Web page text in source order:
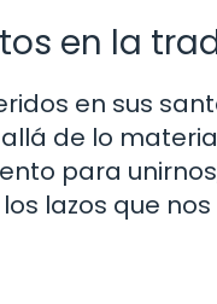
en la
en sus
de lo
para
lazos que nos